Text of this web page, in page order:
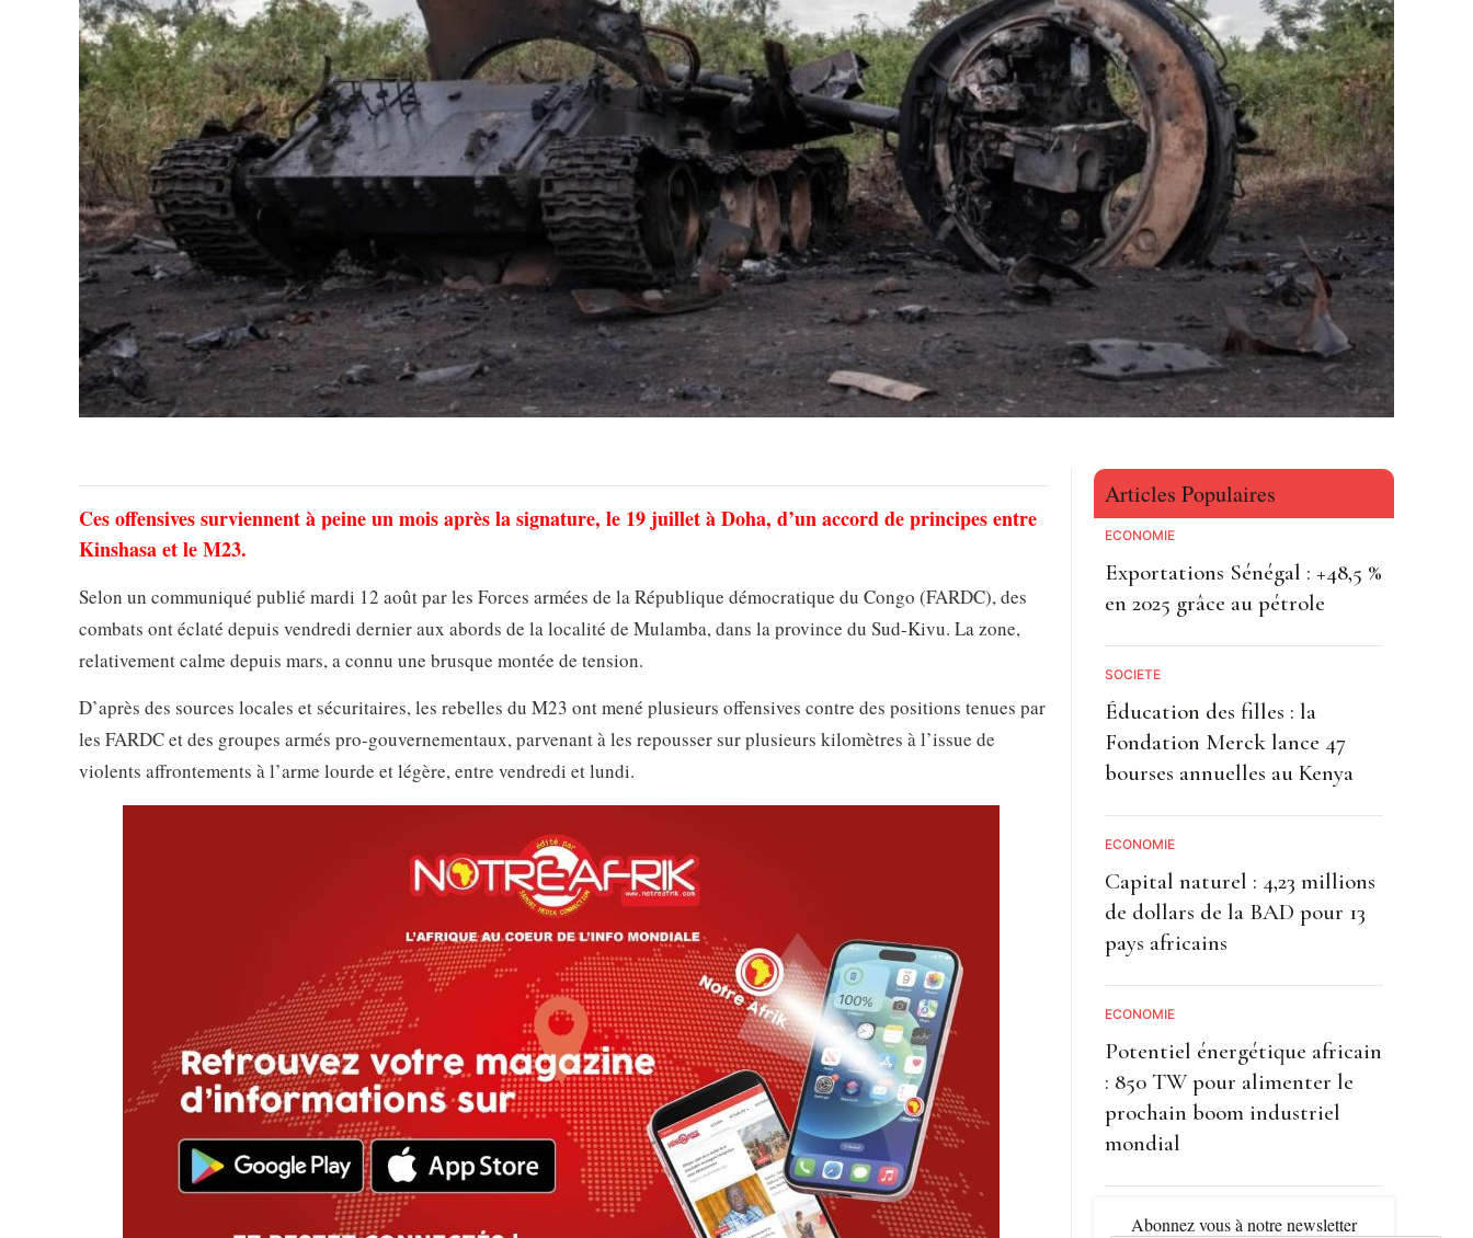
Ces offensives surviennent à peine un mois après la signature, le 19 juillet à Doha, d’un accord de principes entre
Kinshasa et le M23.
Selon un communiqué publié mardi 12 août par les Forces armées de la République démocratique du Congo (FARDC), des
combats ont éclaté depuis vendredi dernier aux abords de la localité de Mulamba, dans la province du Sud-Kivu. La zone,
relativement calme depuis mars, a connu une brusque montée de tension.
D’après des sources locales et sécuritaires, les rebelles du M23 ont mené plusieurs offensives contre des positions tenues par
les FARDC et des groupes armés pro-gouvernementaux, parvenant à les repousser sur plusieurs kilomètres à l’issue de
violents affrontements à l’arme lourde et légère, entre vendredi et lundi.
Articles Populaires
ECONOMIE
Exportations Sénégal : +48,5 %
en 2025 grâce au pétrole
SOCIETE
Éducation des filles : la
Fondation Merck lance 47
bourses annuelles au Kenya
ECONOMIE
Capital naturel : 4,23 millions
de dollars de la BAD pour 13
pays africains
ECONOMIE
Potentiel énergétique africain
: 850 TW pour alimenter le
prochain boom industriel
mondial
Abonnez vous à notre newsletter